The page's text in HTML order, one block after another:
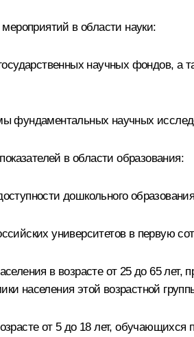
в области науки:
научных фондов, а
фундаментальных научных
в области образования:
дошкольного
университетов в первую
в возрасте от 25 до 65
населения этой возрастной
от 5 до 18 лет,